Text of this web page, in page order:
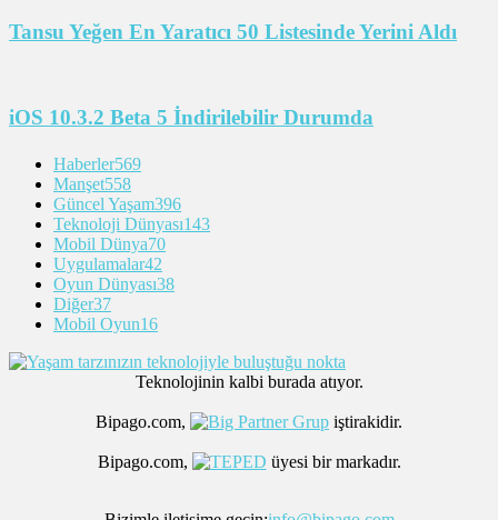
Tansu Yeğen En Yaratıcı 50 Listesinde Yerini Aldı
iOS 10.3.2 Beta 5 İndirilebilir Durumda
Haberler569
Manşet558
Güncel Yaşam396
Teknoloji Dünyası143
Mobil Dünya70
Uygulamalar42
Oyun Dünyası38
Diğer37
Mobil Oyun16
Teknolojinin kalbi burada atıyor.
Bipago.com, iştirakidir.
Bipago.com, üyesi bir markadır.